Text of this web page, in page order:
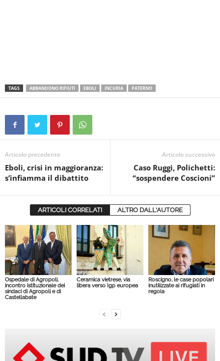
TAGS ABBANDONO RIFIUTI EBOLI INCURIA PATERNO
Articolo precedente
Eboli, crisi in maggioranza:
s’infiamma il dibattito
Articolo successivo
Caso Ruggi, Polichetti:
“sospendere Coscioni”
ARTICOLI CORRELATI ALTRO DALL'AUTORE
Ospedale di Agropoli,
incontro istituzionale dei
sindaci di Agropoli e di
Castellabate
Ceramica vietrese, via
libera verso Igp europea
Roscigno, le case popolari
inutilizzate ai rifugiati in
regola